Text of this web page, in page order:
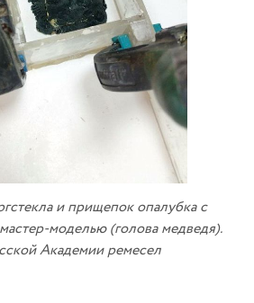
и прищепок опалубка с
моделью (голова медведя).
Академии ремесел